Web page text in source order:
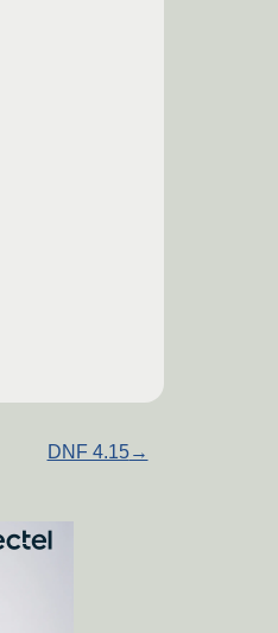
DNF 4.15→